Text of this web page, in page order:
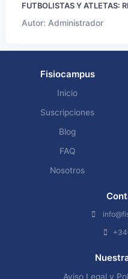
FUTBOLISTAS Y ATLETAS:
Autor: Administrador
Fisiocampus
Inicio
Suscripciones
Blog
FAQ
Nosotros
Aviso Legal y